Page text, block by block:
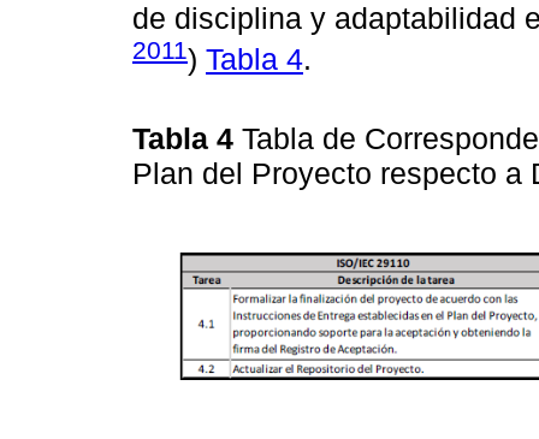
de disciplina y adaptabilidad
2011) Tabla 4.
Tabla 4 Tabla de
Plan del Proyecto respecto a